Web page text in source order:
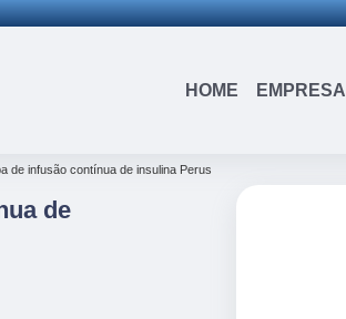
(15)3326-9334 (15)99109-3183
HOME EMPRESA
de infusão contínua de insulina Perus
de